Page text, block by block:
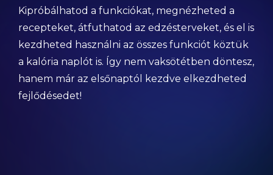
Kipróbálhatod a funkciókat, megnézheted a
recepteket, átfuthatod az edzésterveket, és el is
kezdheted használni az összes funkciót köztük
a kalória naplót is. Így nem vaksötétben döntesz,
hanem már az elsőnaptól kezdve elkezdheted
fejlődésedet!